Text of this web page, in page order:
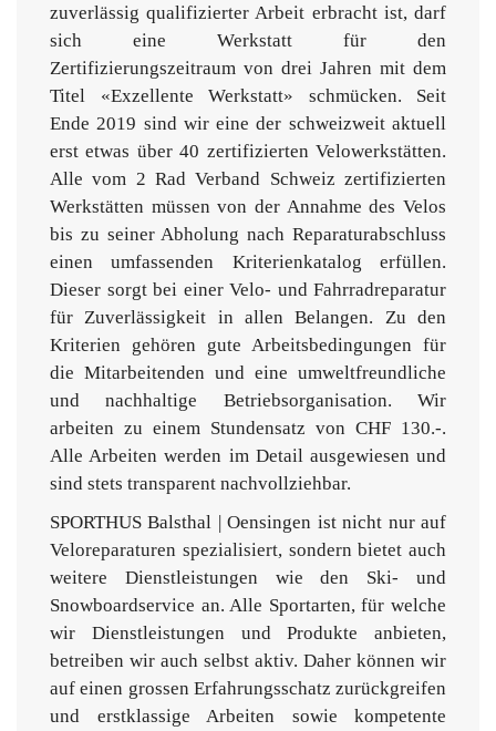
zuverlässig qualifizierter Arbeit erbracht ist, darf
sich eine Werkstatt für den
Zertifizierungszeitraum von drei Jahren mit dem
Titel «Exzellente Werkstatt» schmücken. Seit
Ende 2019 sind wir eine der schweizweit aktuell
erst etwas über 40 zertifizierten Velowerkstätten.
Alle vom 2 Rad Verband Schweiz zertifizierten
Werkstätten müssen von der Annahme des Velos
bis zu seiner Abholung nach Reparaturabschluss
einen umfassenden Kriterienkatalog erfüllen.
Dieser sorgt bei einer Velo- und Fahrradreparatur
für Zuverlässigkeit in allen Belangen. Zu den
Kriterien gehören gute Arbeitsbedingungen für
die Mitarbeitenden und eine umweltfreundliche
und nachhaltige Betriebsorganisation. Wir
arbeiten zu einem Stundensatz von CHF 130.-.
Alle Arbeiten werden im Detail ausgewiesen und
sind stets transparent nachvollziehbar.
SPORTHUS Balsthal | Oensingen ist nicht nur auf
Veloreparaturen spezialisiert, sondern bietet auch
weitere Dienstleistungen wie den Ski- und
Snowboardservice an. Alle Sportarten, für welche
wir Dienstleistungen und Produkte anbieten,
betreiben wir auch selbst aktiv. Daher können wir
auf einen grossen Erfahrungsschatz zurückgreifen
und erstklassige Arbeiten sowie kompetente